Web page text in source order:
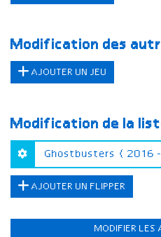
Modification des
AJOUTER UN JEU
Modification de la
AJOUTER UN FLIPPER
MODIFIER LES